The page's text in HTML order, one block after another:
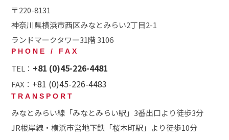
〒220-8131
神奈川県横浜市西区みなとみらい2丁目2-1
ランドマークタワー31階 3106
PHONE / FAX
TEL： +81 (0)45-226-4481
FAX： +81 (0)45-226-4483
TRANSPORT
みなとみらい線「みなとみらい駅」3番出口より徒歩3分
JR根岸線・横浜市営地下鉄「桜木町駅」より徒歩10分